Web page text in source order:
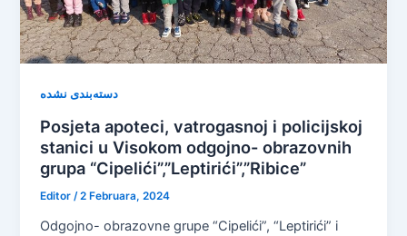
دسته‌بندی نشده
Posjeta apoteci, vatrogasnoj i policijskoj
stanici u Visokom odgojno- obrazovnih
grupa “Cipelići”,”Leptirići”,”Ribice”
Editor/2 Februara, 2024
Odgojno- obrazovne grupe “Cipelići”, “Leptirići” i